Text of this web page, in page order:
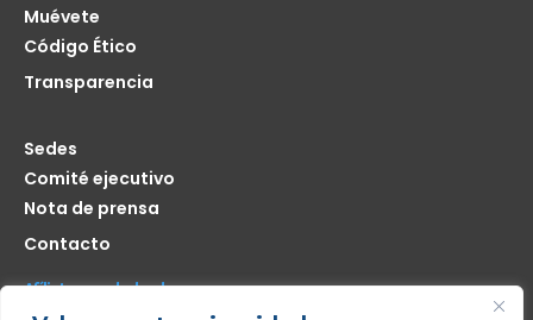
Muévete
Código Ético
Transparencia
Sedes
Comité ejecutivo
Nota de prensa
Contacto
Afíliate seas de donde seas